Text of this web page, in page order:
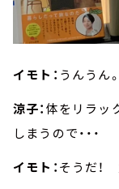
イモト： うんうん。
涼子：体をリラッ
しまうので・・・
イモト：そうだ！